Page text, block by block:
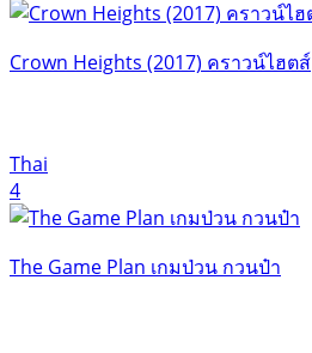
Crown Heights (2017) คราวน์ไฮตส์
Thai
4
The Game Plan เกมป่วน กวนป๋า